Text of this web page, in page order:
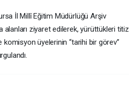
İl Millî Eğitim Müdürlüğü Arşiv
alanları ziyaret edilerek, yürüttükleri titiz
komisyon üyelerinin “tarihi bir görev”